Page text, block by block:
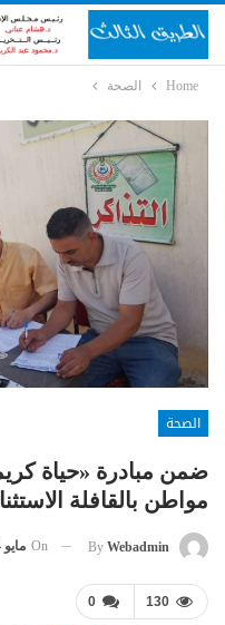
Home الصحة
الصحة
مواطن بالقافلة
By Webadmin
On مايو 24, 2026
0 130